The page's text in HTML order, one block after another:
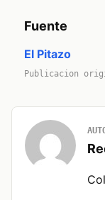
Fuente
El Pitazo
Publicacion